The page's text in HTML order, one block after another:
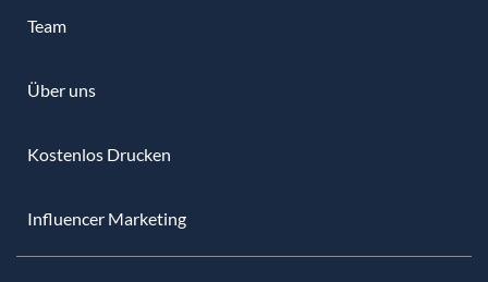
Team
Über uns
Kostenlos Drucken
Influencer Marketing